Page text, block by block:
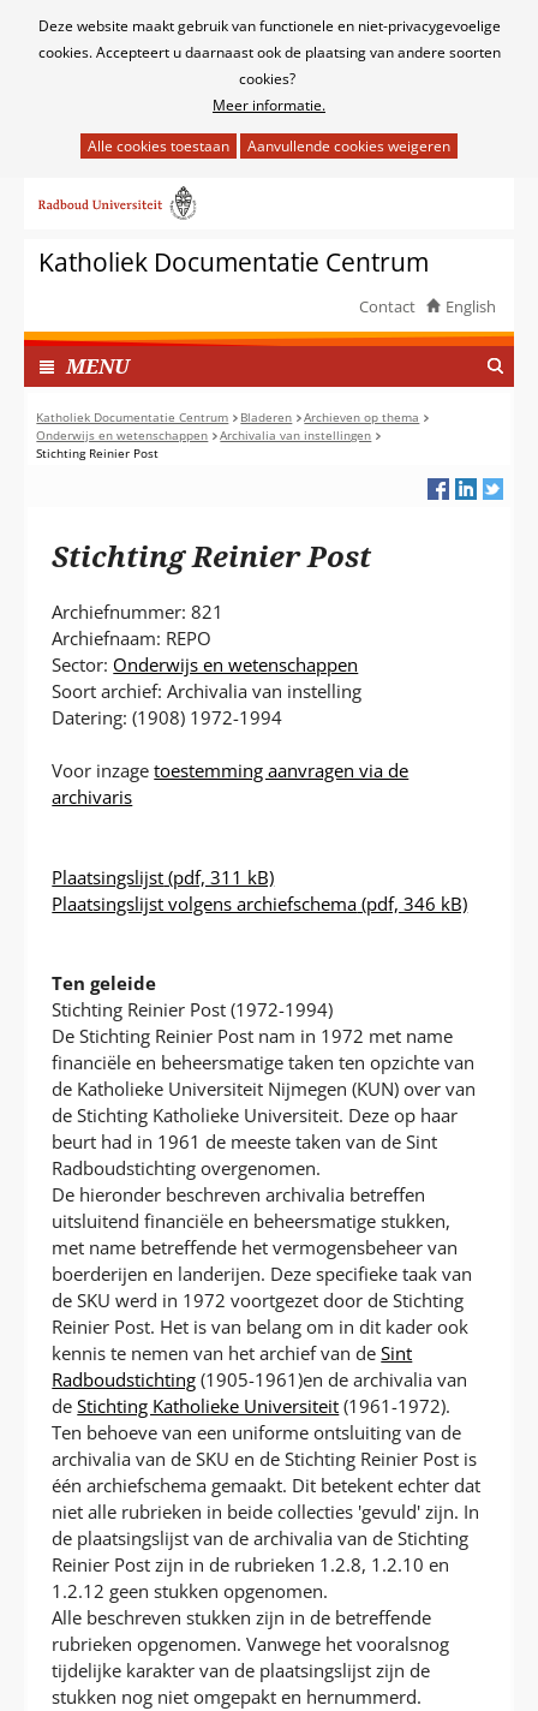
Cookies
Deze website maakt gebruik van functionele en niet-privacygevoelige
cookies. Accepteert u daarnaast ook de plaatsing van andere soorten
cookies?
Meer informatie.
het
van
cookies
deze
website
worden
toegestaan
of
geweigerd.
naar
inhoudKatholiek Documentatie Centrum
Contact English
MENUI
N
G
E
K
P
T
Katholiek Documentatie Centrum Bladeren
Archieven op thema
Onderwijs en wetenschappen
Archivalia van instellingen
Stichting Reinier Post
Stichting Reinier Post
Archiefnummer: 821
Archiefnaam: REPO
Sector: Onderwijs en wetenschappen
Soort archief: Archivalia van instelling
Datering: (1908) 1972-1994
Voor inzagetoestemming aanvragen via de
archivaris
Plaatsingslijst (pdf, 311 kB)
Plaatsingslijst volgens archiefschema (pdf, 346 kB)
Ten geleide
Stichting Reinier Post (1972-1994)
De Stichting Reinier Post nam in 1972 met name
financiële en beheersmatige taken ten opzichte van
de Katholieke Universiteit Nijmegen (KUN) over van
de Stichting Katholieke Universiteit. Deze op haar
beurt had in 1961 de meeste taken van de Sint
Radboudstichting overgenomen.
De hieronder beschreven archivalia betreffen
uitsluitend financiële en beheersmatige stukken,
met name betreffende het vermogensbeheer van
boerderijen en landerijen. Deze specifieke taak van
de SKU werd in 1972 voortgezet door de Stichting
Reinier Post. Het is van belang om in dit kader ook
kennis te nemen van het archief van deSint
Radboudstichting (1905-1961)en de archivalia van
deStichting Katholieke Universiteit (1961-1972).
Ten behoeve van een uniforme ontsluiting van de
archivalia van de SKU en de Stichting Reinier Post is
één archiefschema gemaakt. Dit betekent echter dat
niet alle rubrieken in beide collecties 'gevuld' zijn. In
de plaatsingslijst van de archivalia van de Stichting
Reinier Post zijn in de rubrieken 1.2.8, 1.2.10 en
1.2.12 geen stukken opgenomen.
Alle beschreven stukken zijn in de betreffende
rubrieken opgenomen. Vanwege het vooralsnog
tijdelijke karakter van de plaatsingslijst zijn de
stukken nog niet omgepakt en hernummerd.